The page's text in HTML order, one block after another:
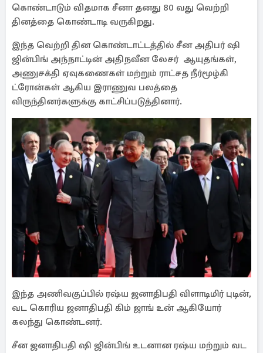
கொண்டாடும் விதமாக சீனா தனது 80 வது வெற்றி
தினத்தை கொண்டாடி வருகிறது.
இந்த வெற்றி தின கொண்டாட்டத்தில் சீன அதிபர் ஷி
ஜின்பிங் அந்நாட்டின் அதிநவீன லேசர் ஆயுதங்கள்,
அணுசக்தி ஏவுகணைகள் மற்றும் ராட்சத நீர்மூழ்கி
ட்ரோன்கள் ஆகிய இராணுவ பலத்தை
விருந்தினர்களுக்கு காட்சிப்படுத்தினார்.
இந்த அணிவகுப்பில் ரஷ்ய ஜனாதிபதி விளாடிமிர் புடின்,
வட கொரிய ஜனாதிபதி கிம் ஜாங் உன் ஆகியோர்
கலந்து கொண்டனர்.
சீன ஜனாதிபதி ஷி ஜின்பிங் உடனான ரஷ்ய மற்றும் வட